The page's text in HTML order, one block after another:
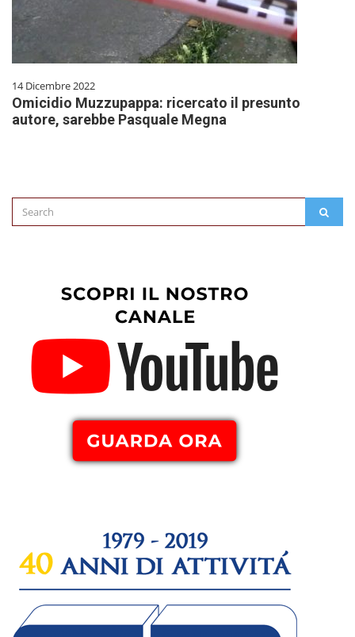
14 Dicembre 2022
Omicidio Muzzupappa: ricercato il presunto
autore, sarebbe Pasquale Megna
Search
for: